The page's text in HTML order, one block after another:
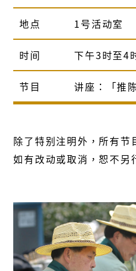
地点 1号活动室
时间 下午3时至4
节目 讲座：「推
除了特别注明外，所有节
如有改动或取消，恕不另